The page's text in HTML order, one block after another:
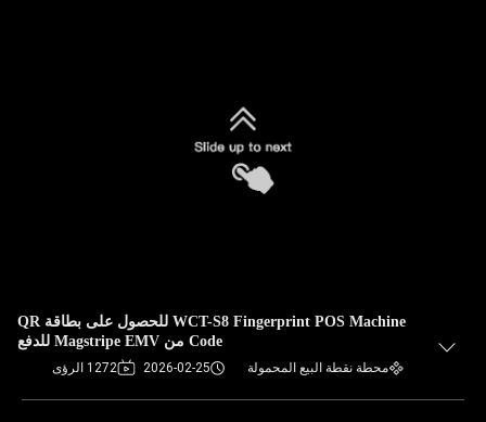
WCT-S8 Fingerprint POS Machine للحصول على بطاقة QR
Code من Magstripe EMV للدفع
محطة نقطة البيع المحمولة 2026-02-25 1272 الرؤى